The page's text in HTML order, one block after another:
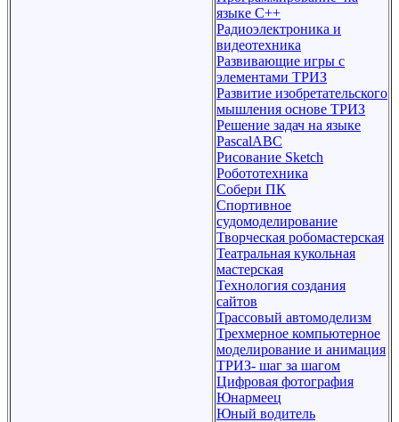
языке С++
Радиоэлектроника и
видеотехника
Развивающие игры с
элементами ТРИЗ
Развитие изобретательского
мышления основе ТРИЗ
Решение задач на языке
PascalABC
Рисование Sketch
Робототехника
Собери ПК
Спортивное
судомоделирование
Творческая робомастерская
Театральная кукольная
мастерская
Технология создания
сайтов
Трассовый автомоделизм
Трехмерное компьютерное
моделирование и анимация
ТРИЗ- шаг за шагом
Цифровая фотография
Юнармеец
Юный водитель